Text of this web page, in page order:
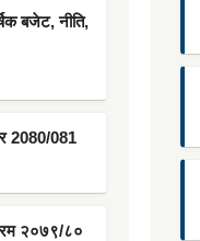
बजेट, नीति,
2080/081
२०७९/८०